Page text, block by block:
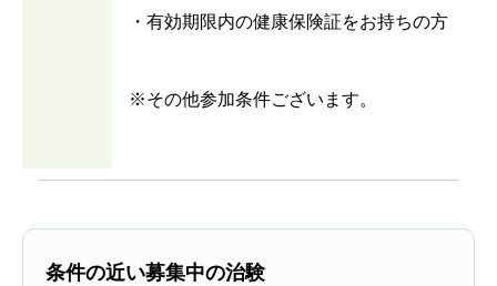
・有効期限内の健康保険証をお持ちの方
※その他参加条件ございます。
条件の近い募集中の治験